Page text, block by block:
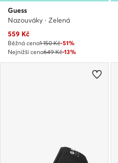
Guess
Nazouváky · Zelená
Aktuální cena
559 Kč
Běžná cena1 150 Kč-51%
Nejnižší cena649 Kč-13%